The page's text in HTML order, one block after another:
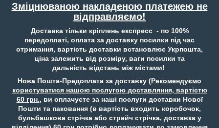
Зміцнюваною накладеною платежею не
відправляємо!
Доставка тільки кріплень експресс - по 100%
передоплаті, оплата за доставку посилки під час
отримання, вартість доставки встановлює Укрпошта,
ціна залежить від розміру, ваги посилки та
дальність відстань між містами!
Нова Пошта-Предоплата за доставку (Рекомендуємо
користуватися нашою послугою доставляння, вартістю
60 грн., ви оплачуєте за наші послуги доставки Нової
Пошти та паковання (в вартість входить коробочок,
бульбашкова стрічка або стрейч стрічка, доставка у